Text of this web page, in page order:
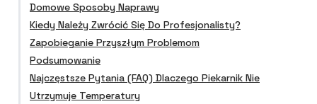
Domowe Sposoby Naprawy
Kiedy Należy Zwrócić Się Do Profesjonalisty?
Zapobieganie Przyszłym Problemom
Podsumowanie
Najczęstsze Pytania (FAQ) Dlaczego Piekarnik Nie
Utrzymuje Temperatury